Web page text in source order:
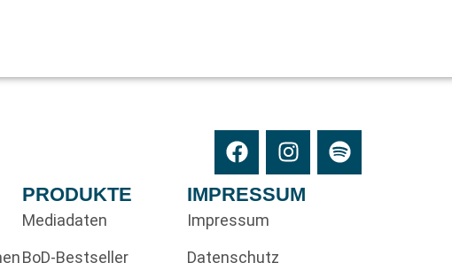
PRODUKTE
Mediadaten
BoD-Bestseller
IMPRESSUM
Impressum
Datenschutz